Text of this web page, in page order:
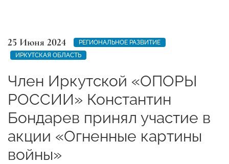
25 Июня 2024
РЕГИОНАЛЬНОЕ РАЗВИТИЕ
ИРКУТСКАЯ ОБЛАСТЬ
Член Иркутской «ОПОРЫ
РОССИИ» Константин
Бондарев принял участие в
акции «Огненные картины
войны»